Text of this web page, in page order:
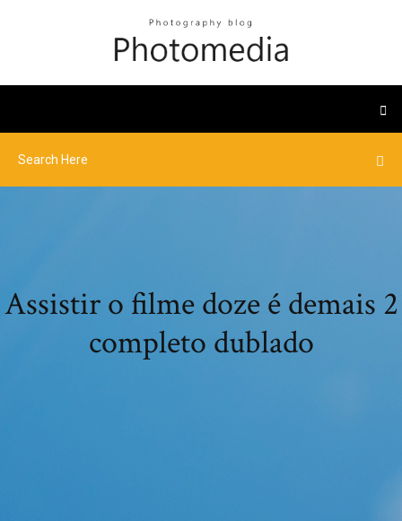
Assistir o filme doze é demais 2
completo dublado